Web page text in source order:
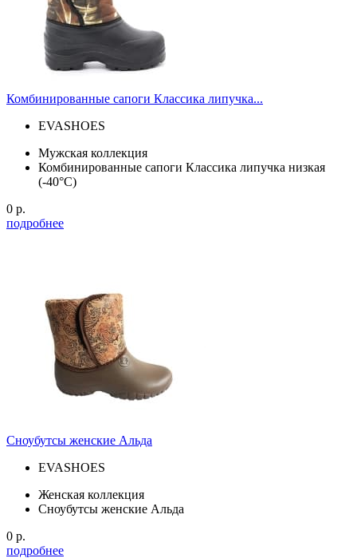
Комбинированные сапоги Классика липучка...
EVASHOES
Мужская коллекция
Комбинированные сапоги Классика липучка низкая
(-40°С)
0 р.
подробнее
Сноубутсы женские Альда
EVASHOES
Женская коллекция
Сноубутсы женские Альда
0 р.
подробнее